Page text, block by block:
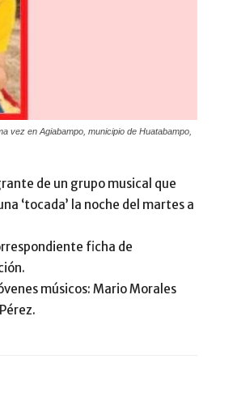
vez en Agiabampo, municipio de Huatabampo,
de un grupo musical que
‘tocada’ la noche del martes a
ficha de
músicos: Mario Morales